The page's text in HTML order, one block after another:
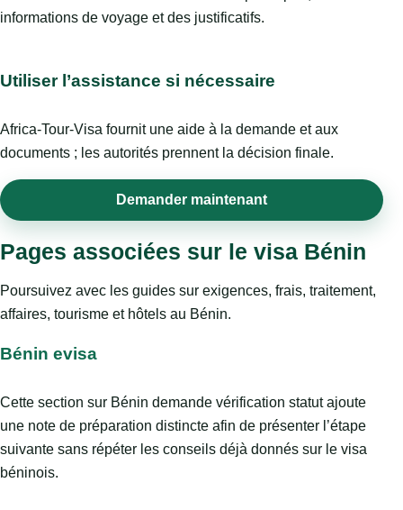
informations de voyage et des justificatifs.
Utiliser l’assistance si nécessaire
Africa-Tour-Visa fournit une aide à la demande et aux
documents ; les autorités prennent la décision finale.
Demander maintenant
Pages associées sur le visa Bénin
Poursuivez avec les guides sur exigences, frais, traitement,
affaires, tourisme et hôtels au Bénin.
Bénin evisa
Cette section sur Bénin demande vérification statut ajoute
une note de préparation distincte afin de présenter l’étape
suivante sans répéter les conseils déjà donnés sur le visa
béninois.